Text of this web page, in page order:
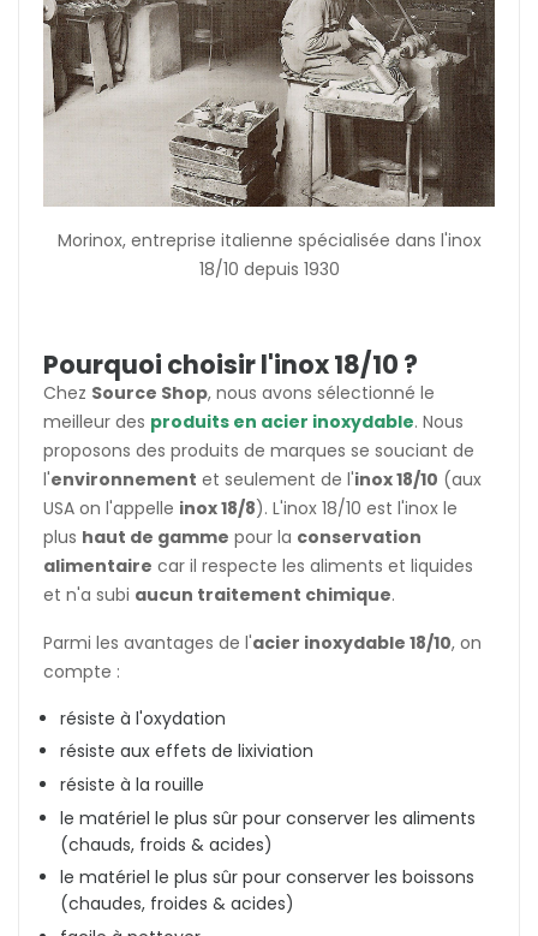
Morinox, entreprise italienne spécialisée dans l'inox
18/10 depuis 1930
Pourquoi choisir l'inox 18/10 ?
Chez Source Shop, nous avons sélectionné le
meilleur des produits en acier inoxydable. Nous
proposons des produits de marques se souciant de
l'environnement et seulement de l'inox 18/10 (aux
USA on l'appelle inox 18/8). L'inox 18/10 est l'inox le
plus haut de gamme pour la conservation
alimentaire car il respecte les aliments et liquides
et n'a subi aucun traitement chimique.
Parmi les avantages de l'acier inoxydable 18/10, on
compte :
résiste à l'oxydation
résiste aux effets de lixiviation
résiste à la rouille
le matériel le plus sûr pour conserver les aliments
(chauds, froids & acides)
le matériel le plus sûr pour conserver les boissons
(chaudes, froides & acides)